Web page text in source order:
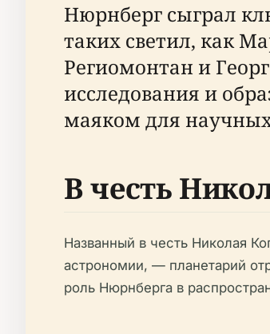
Нюрнберг сыграл
таких светил, как
Региомонтан и
исследования и
маяком для
В честь
Названный в честь Николая
астрономии, — планетарий
роль Нюрнберга в